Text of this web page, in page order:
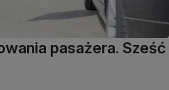
pasażera. Sześć